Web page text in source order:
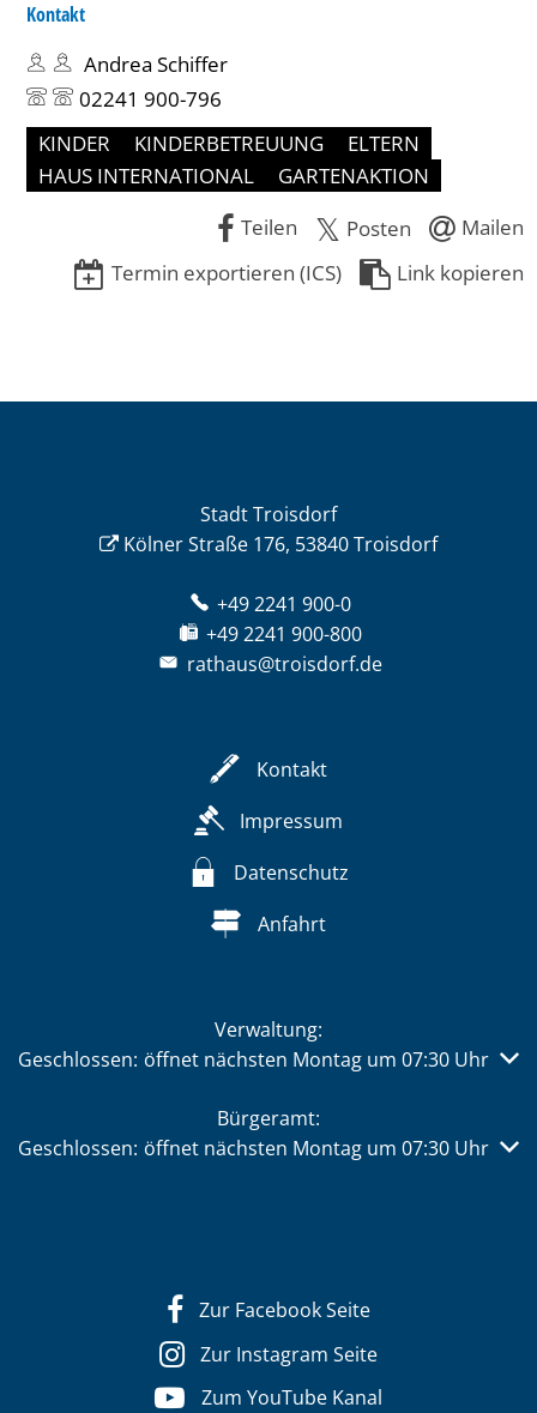
Kontakt
Andrea Schiffer
02241 900-796
KINDER
KINDERBETREUUNG
ELTERN
HAUS INTERNATIONAL
GARTENAKTION
Teilen
Posten
Mailen
Termin exportieren (ICS)
Link kopieren
Stadt Troisdorf
Kölner Straße 176, 53840 Troisdorf
+49 2241 900-0
+49 2241 900-800
rathaus@troisdorf.de
Kontakt
Impressum
Datenschutz
Anfahrt
Verwaltung:
Klicken, um weitere Öffnungs- oder Schließzeiten
Geschlossen: öffnet nächsten Montag um 07:30 Uhr
Bürgeramt:
Klicken, um weitere Öffnungs- oder Schließzeiten
Geschlossen: öffnet nächsten Montag um 07:30 Uhr
Zur Facebook Seite
Zur Instagram Seite
Zum YouTube Kanal